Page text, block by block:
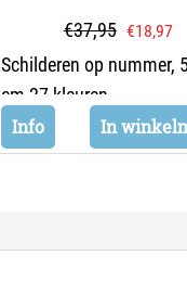
€37,95 €18,97
Schilderen op nummer,
cm 27 kleuren
Info
In